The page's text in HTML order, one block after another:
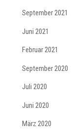
September 2021
Juni 2021
Februar 2021
September 2020
Juli 2020
Juni 2020
März 2020